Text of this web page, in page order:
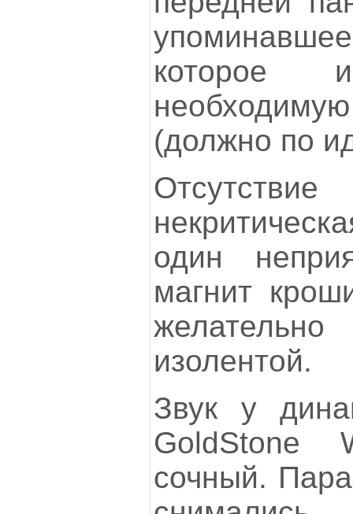
которое
(должно по
один
магнит
изолентой.
Звук у
GoldStone
сочный.